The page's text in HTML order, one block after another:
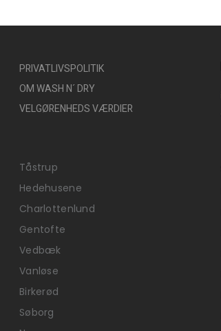
PRIVATLIVSPOLITIK
OM WASH N´ DRY
VELGØRENHEDS VÆRDIER
Tåstrup
Hedehusene
Charlottenlund
Gentofte
Vedbæk
Vanløse
Birkerød
Søborg